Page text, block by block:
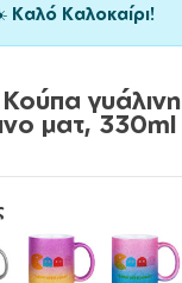
Καλό Καλοκαίρι!
γυάλινη
ματ, 330ml